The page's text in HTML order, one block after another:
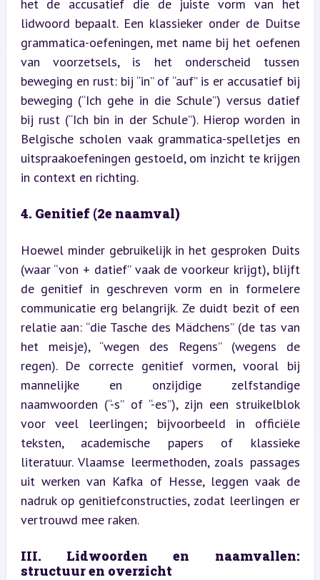
het de accusatief die de juiste vorm van het
lidwoord bepaalt. Een klassieker onder de Duitse
grammatica-oefeningen, met name bij het oefenen
van voorzetsels, is het onderscheid tussen
beweging en rust: bij “in” of “auf” is er accusatief bij
beweging (“Ich gehe in die Schule”) versus datief
bij rust (“Ich bin in der Schule”). Hierop worden in
Belgische scholen vaak grammatica-spelletjes en
uitspraakoefeningen gestoeld, om inzicht te krijgen
in context en richting.
4. Genitief (2e naamval)
Hoewel minder gebruikelijk in het gesproken Duits
(waar “von + datief” vaak de voorkeur krijgt), blijft
de genitief in geschreven vorm en in formelere
communicatie erg belangrijk. Ze duidt bezit of een
relatie aan: “die Tasche des Mädchens” (de tas van
het meisje), “wegen des Regens” (wegens de
regen). De correcte genitief vormen, vooral bij
mannelijke en onzijdige zelfstandige
naamwoorden (“-s” of “-es”), zijn een struikelblok
voor veel leerlingen; bijvoorbeeld in officiële
teksten, academische papers of klassieke
literatuur. Vlaamse leermethoden, zoals passages
uit werken van Kafka of Hesse, leggen vaak de
nadruk op genitiefconstructies, zodat leerlingen er
vertrouwd mee raken.
III. Lidwoorden en naamvallen:
structuur en overzicht